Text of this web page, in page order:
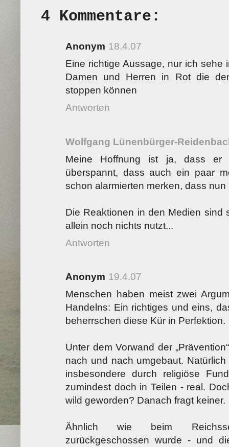
4 Kommentare:
Anonym 18.4.07
Eine richtige Aussage, nur ich sehe
Damen und Herren in Rot die
stoppen können
Antworten
Wolfgang Lünenbürger-
Meine Hoffnung ist ja, dass
überspannt, dass auch ein paar
schon alarmierten merken, dass
Die Reaktionen in den Medien sind
allein noch nichts nutzt...
Antworten
Anonym 19.4.07
Menschen haben meist zwei
Handelns: Ein richtiges und eins,
beherrschen diese Kür in Perfektion.
Unter dem Vorwand der
nach und nach umgebaut.
insbesondere durch religiöse
zumindest doch in Teilen - real.
wild geworden? Danach fragt keiner.
Ähnlich wie beim
zurückgeschossen wurde - und